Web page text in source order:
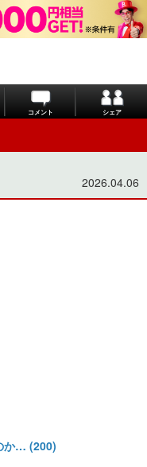
コメント シェア
2026.04.06
か… (200)